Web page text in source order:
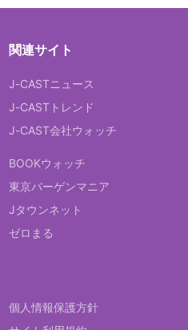
関連サイト
J-CASTニュース
J-CASTトレンド
J-CAST会社ウォッチ
BOOKウォッチ
東京バーゲンマニア
Jタウンネット
ゼロまる
個人情報保護方針